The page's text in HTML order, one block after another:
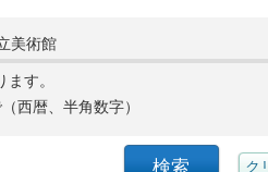
美術館
す。
西暦、半角数字）